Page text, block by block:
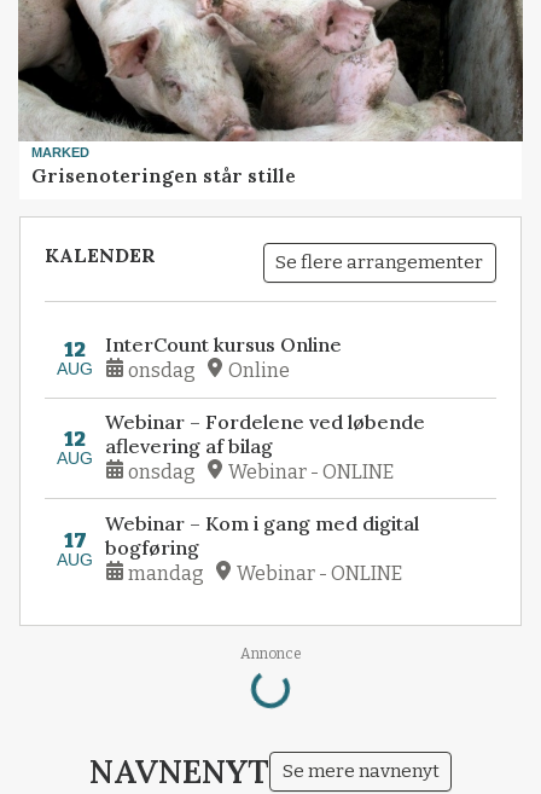
MARKED
Grisenoteringen står stille
KALENDER Se flere arrangementer
12
AUG
InterCount kursus Online
onsdag Online
12
AUG
Webinar – Fordelene ved løbende
aflevering af bilag
onsdag Webinar - ONLINE
17
AUG
Webinar – Kom i gang med digital
bogføring
mandag Webinar - ONLINE
Annonce
Loading...
NAVNENYT Se mere navnenyt